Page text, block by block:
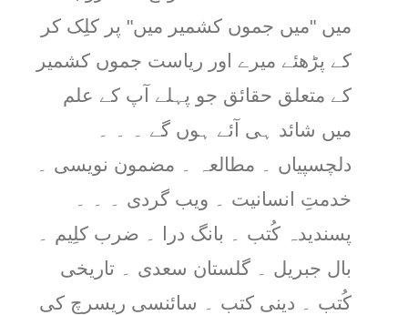
میں "میں جموں کشمیر میں" پر کلِک کر
کے پڑھئے میرے اور ریاست جموں کشمیر
کے متعلق حقائق جو پہلے آپ کے علم
میں شائد ہی آئے ہوں گے ۔ ۔ ۔
دلچسپیاں ۔ مطالعہ ۔ مضمون نویسی ۔
خدمتِ انسانیت ۔ ویب گردی ۔ ۔ ۔
پسندیدہ کُتب ۔ بانگ درا ۔ ضرب کلِیم ۔
بال جبریل ۔ گلستان سعدی ۔ تاریخی
کُتب ۔ دینی کتب ۔ سائنسی ریسرچ کی